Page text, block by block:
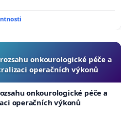
onkourologické péče a
operačních výkonů
onkourologické péče a
operačních výkonů